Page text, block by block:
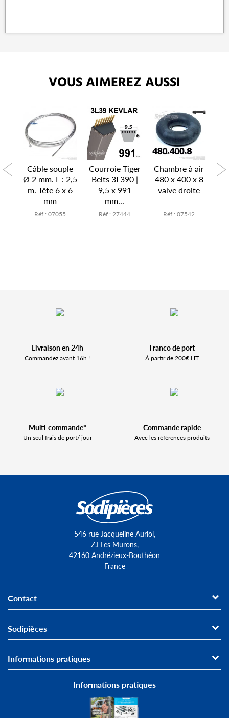
VOUS AIMEREZ AUSSI
Câble souple
Ø 2 mm. L : 2,5
m. Tête 6 x 6
mm
Réf : 07055
Courroie Tiger
Belts 3L390 |
9,5 x 991
mm...
Réf : 27444
Chambre à air
480 x 400 x 8
valve droite
Réf : 07542
Livraison en 24h
Commandez avant 16h !
Franco de port
À partir de 200€ HT
Multi-commande*
Un seul frais de port/ jour
Commande rapide
Avec les références produits
546 rue Jacqueline Auriol,
Z.I Les Murons,
42160 Andrézieux-Bouthéon
France
Contact
Sodipièces
Informations pratiques
Informations pratiques